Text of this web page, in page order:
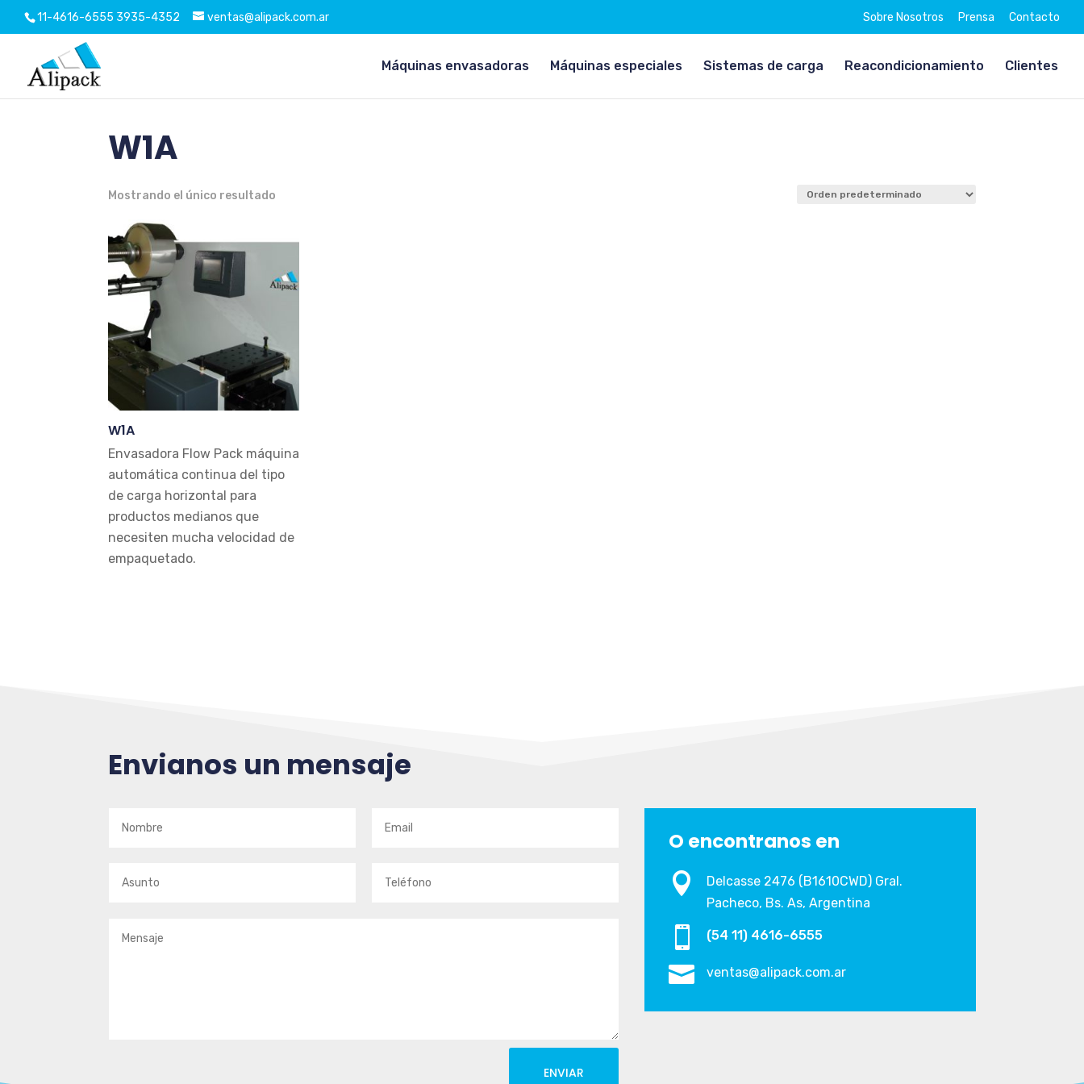
Pegue también este código inmediatamente después de la etiqueta de apertura:
11-4616-6555 3935-4352 ventas@alipack.com.ar Sobre Nosotros Prensa Contacto
Máquinas envasadoras Máquinas especiales Sistemas de carga Reacondicionamiento Clientes
W1A
Mostrando el único resultado
W1A
Envasadora Flow Pack máquina
automática continua del tipo
de carga horizontal para
productos medianos que
necesiten mucha velocidad de
empaquetado.
Envianos un mensaje
ENVIAR
O encontranos en

Delcasse 2476 (B1610CWD) Gral.
Pacheco, Bs. As, Argentina
 (54 11) 4616-6555
 ventas@alipack.com.ar